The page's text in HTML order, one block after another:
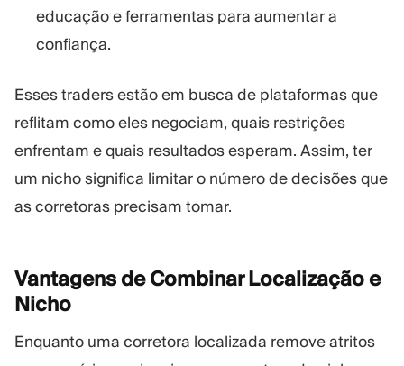
educação e ferramentas para aumentar a
confiança.
Esses traders estão em busca de plataformas que
reflitam como eles negociam, quais restrições
enfrentam e quais resultados esperam. Assim, ter
um nicho significa limitar o número de decisões que
as corretoras precisam tomar.
Vantagens de Combinar Localização e
Nicho
Enquanto uma corretora localizada remove atritos